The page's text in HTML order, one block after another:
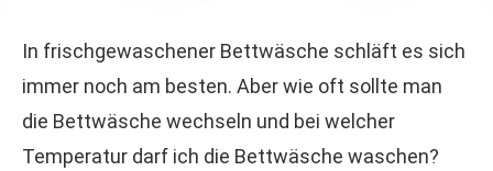
In frischgewaschener Bettwäsche schläft es sich
immer noch am besten. Aber wie oft sollte man
die Bettwäsche wechseln und bei welcher
Temperatur darf ich die Bettwäsche waschen?